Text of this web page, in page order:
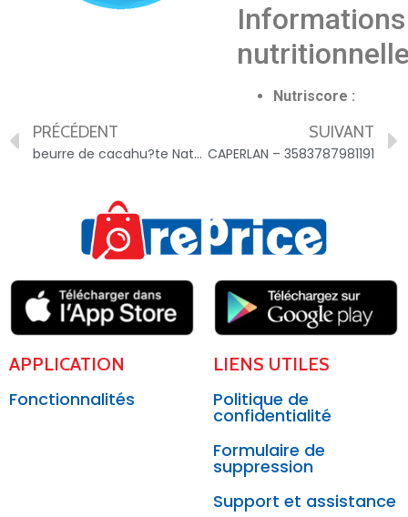
Informations
Nutriscore :
PRÉCÉDENT
beurre de cacahu?te Naturaline Bio – 3347430027236
SUIVANT
CAPERLAN – 3583787981191
APPLICATION
Fonctionnalités
LIENS UTILES
Politique de
confidentialité
Formulaire de
suppression
Support et assistance